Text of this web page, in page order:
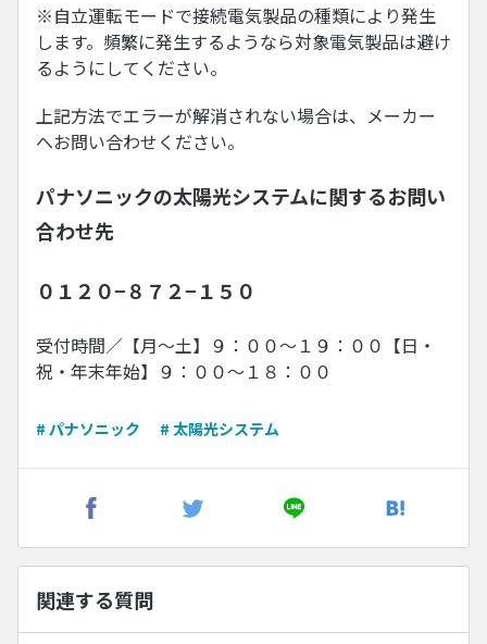
※自立運転モードで接続電気製品の種類により発生
します。頻繁に発生するようなら対象電気製品は避け
るようにしてください。
上記方法でエラーが解消されない場合は、メーカー
へお問い合わせください。
パナソニックの太陽光システムに関するお問い
合わせ先
０１２０−８７２−１５０
受付時間／【月〜土】９：００〜１９：００【日・
祝・年末年始】９：００〜１８：００
# パナソニック # 太陽光システム
関連する質問